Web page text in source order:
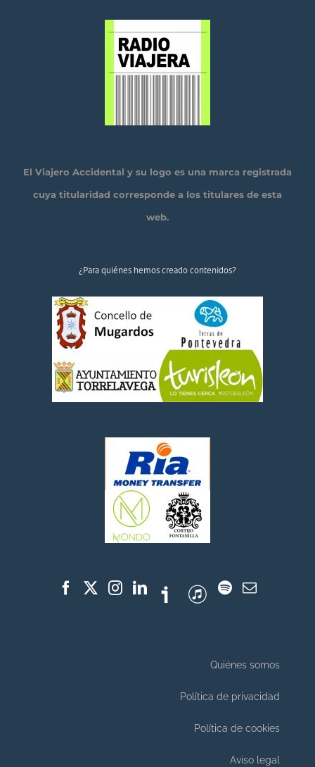
El Viajero Accidental y su logo es una marca registrada
cuya titularidad corresponde a los titulares de esta
web.
¿Para quiénes hemos creado contenidos?
Quiénes somos
Política de privacidad
Política de cookies
Aviso legal